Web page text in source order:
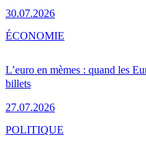
30.07.2026
L’euro en mèmes : quand les
billets
27.07.2026
ÉCONOMIE
POLITIQUE